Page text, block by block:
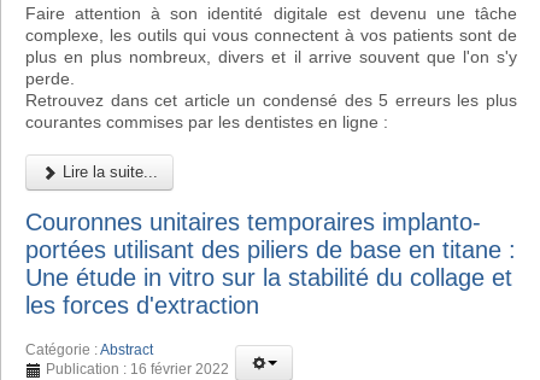
Faire attention à son identité digitale est devenu une tâche
complexe, les outils qui vous connectent à vos patients sont de
plus en plus nombreux, divers et il arrive souvent que l'on s'y
perde.
Retrouvez dans cet article un condensé des 5 erreurs les plus
courantes commises par les dentistes en ligne :
Lire la suite...
Couronnes unitaires temporaires implanto-
portées utilisant des piliers de base en titane :
Une étude in vitro sur la stabilité du collage et
les forces d'extraction
Catégorie :Abstract
Publication : 16 février 2022